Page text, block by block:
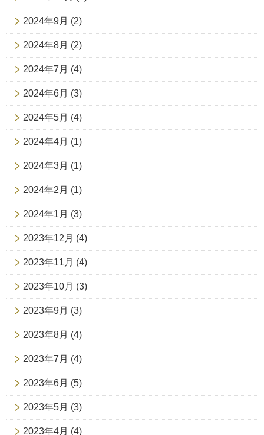
2024年9月 (2)
2024年8月 (2)
2024年7月 (4)
2024年6月 (3)
2024年5月 (4)
2024年4月 (1)
2024年3月 (1)
2024年2月 (1)
2024年1月 (3)
2023年12月 (4)
2023年11月 (4)
2023年10月 (3)
2023年9月 (3)
2023年8月 (4)
2023年7月 (4)
2023年6月 (5)
2023年5月 (3)
2023年4月 (4)